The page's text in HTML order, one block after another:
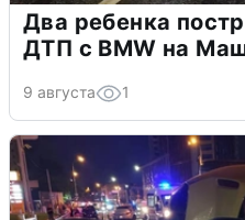
Два ребенка
ДТП с BMW на
9 августа 1